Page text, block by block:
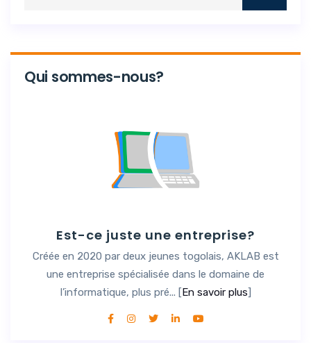
Qui sommes-nous?
Est-ce juste une entreprise?
Créée en 2020 par deux jeunes togolais, AKLAB est
une entreprise spécialisée dans le domaine de
l’informatique, plus pré... [En savoir plus]